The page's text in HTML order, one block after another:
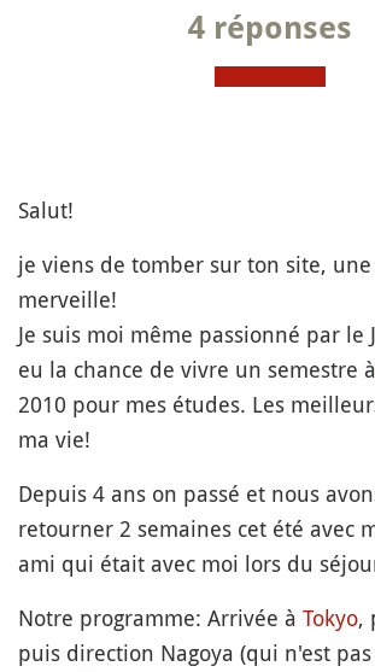
4 réponses
Salut!
je viens de tomber sur ton site,
merveille!
Je suis moi même passionné par le
eu la chance de vivre un semestre à
2010 pour mes études. Les
ma vie!
Depuis 4 ans on passé et nous
retourner 2 semaines cet été avec
ami qui était avec moi lors du
Notre programme: Arrivée à Tokyo,
puis direction Nagoya (qui n'est